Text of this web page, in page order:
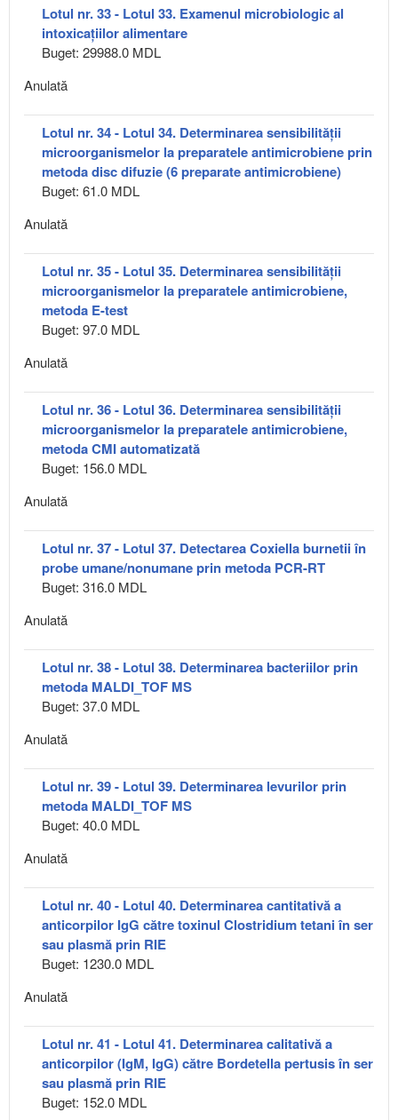
Lotul nr. 33 - Lotul 33. Examenul microbiologic al
intoxicațiilor alimentare
Buget: 29988.0 MDL
Anulată
Lotul nr. 34 - Lotul 34. Determinarea sensibilității
microorganismelor la preparatele antimicrobiene prin
metoda disc difuzie (6 preparate antimicrobiene)
Buget: 61.0 MDL
Anulată
Lotul nr. 35 - Lotul 35. Determinarea sensibilității
microorganismelor la preparatele antimicrobiene,
metoda E-test
Buget: 97.0 MDL
Anulată
Lotul nr. 36 - Lotul 36. Determinarea sensibilității
microorganismelor la preparatele antimicrobiene,
metoda CMI automatizată
Buget: 156.0 MDL
Anulată
Lotul nr. 37 - Lotul 37. Detectarea Coxiella burnetii în
probe umane/nonumane prin metoda PCR-RT
Buget: 316.0 MDL
Anulată
Lotul nr. 38 - Lotul 38. Determinarea bacteriilor prin
metoda MALDI_TOF MS
Buget: 37.0 MDL
Anulată
Lotul nr. 39 - Lotul 39. Determinarea levurilor prin
metoda MALDI_TOF MS
Buget: 40.0 MDL
Anulată
Lotul nr. 40 - Lotul 40. Determinarea cantitativă a
anticorpilor IgG către toxinul Clostridium tetani în ser
sau plasmă prin RIE
Buget: 1230.0 MDL
Anulată
Lotul nr. 41 - Lotul 41. Determinarea calitativă a
anticorpilor (IgM, IgG) către Bordetella pertusis în ser
sau plasmă prin RIE
Buget: 152.0 MDL